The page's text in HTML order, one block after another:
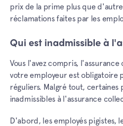
prix de la prime plus que
réclamations faites par les
Qui est inadmissible à
Vous l'avez compris,
votre employeur est obligatoire
réguliers. Malgré tout, certaines
inadmissibles à l'assurance
D'abord, les employés pigistes,